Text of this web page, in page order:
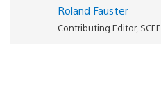
Roland Fauster
Contributing Editor, SCEE